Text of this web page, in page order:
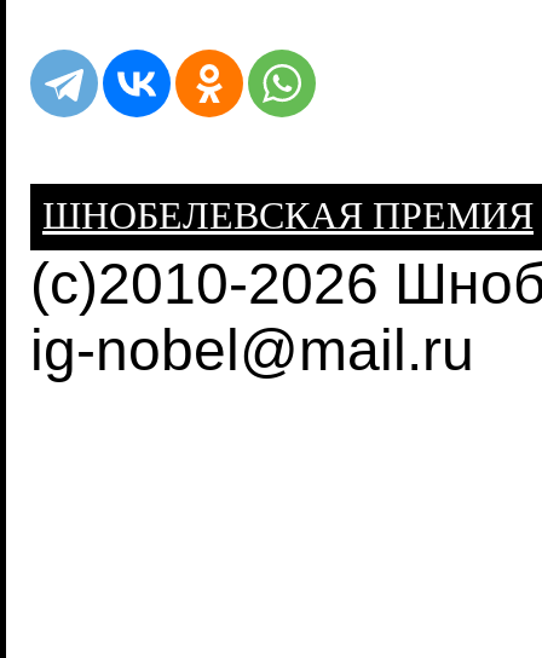
ШНОБЕЛЕВСКАЯ ПРЕМИЯ
(c)2010-2026
ig-nobel@mail.ru